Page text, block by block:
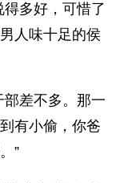
多好，可惜了
人味十足的侯
部差不多。那一
有小偷，你爸
”